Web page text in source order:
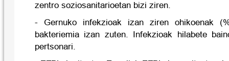
zentro soziosanitarioetan bizi ziren.
- Gernuko infekzioak izan ziren ohikoenak
bakteriemia izan zuten. Infekzioak hilabete
pertsonari.